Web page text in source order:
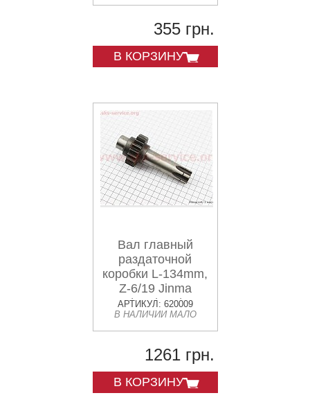
355 грн.
В КОРЗИНУ
Вал главный
раздаточной
коробки L-134mm,
Z-6/19 Jinma
200/204/240/244
(254I.42.106)
АРТИКУЛ: 620009
В НАЛИЧИИ МАЛО
1261 грн.
В КОРЗИНУ